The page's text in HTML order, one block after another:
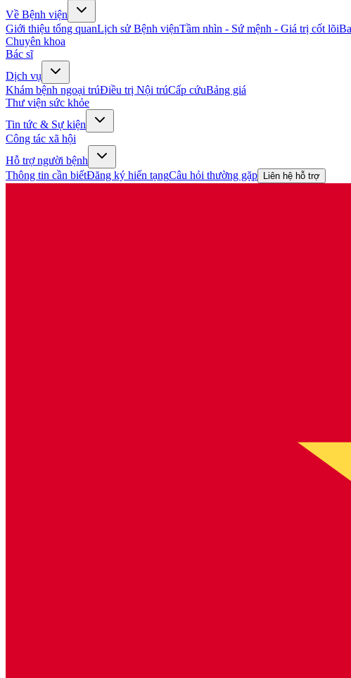
Về Bệnh viện
Giới thiệu tổng quanLịch sử Bệnh việnTầm nhìn - Sứ mệnh - Giá trị cốt lõi
Chuyên khoa
Bác sĩ
Dịch vụ
Khám bệnh ngoại trúĐiều trị Nội trúCấp cứuBảng giá
Thư viện sức khỏe
Tin tức & Sự kiện
Công tác xã hội
Hỗ trợ người bệnh
Thông tin cần biếtĐăng ký hiến tạngCâu hỏi thường gặp Liên hệ hỗ trợ